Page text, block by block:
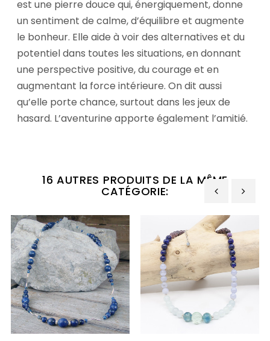
est une pierre douce qui, énergiquement, donne
un sentiment de calme, d’équilibre et augmente
le bonheur. Elle aide à voir des alternatives et du
potentiel dans toutes les situations, en donnant
une perspective positive, du courage et en
augmentant la force intérieure. On dit aussi
qu’elle porte chance, surtout dans les jeux de
hasard. L’aventurine apporte également l’amitié.
16 AUTRES PRODUITS DE LA MÊME
CATÉGORIE:
‹